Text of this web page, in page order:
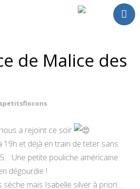
de Malice des
a rejoint ce soir
19h et déjà en train de teter sans
Une petite pouliche américaine
dégourdie !
mais Isabelle silver à priori…